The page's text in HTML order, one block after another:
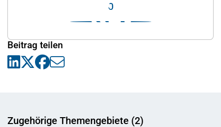
0
Beitrag teilen
Zugehörige Themengebiete (2)